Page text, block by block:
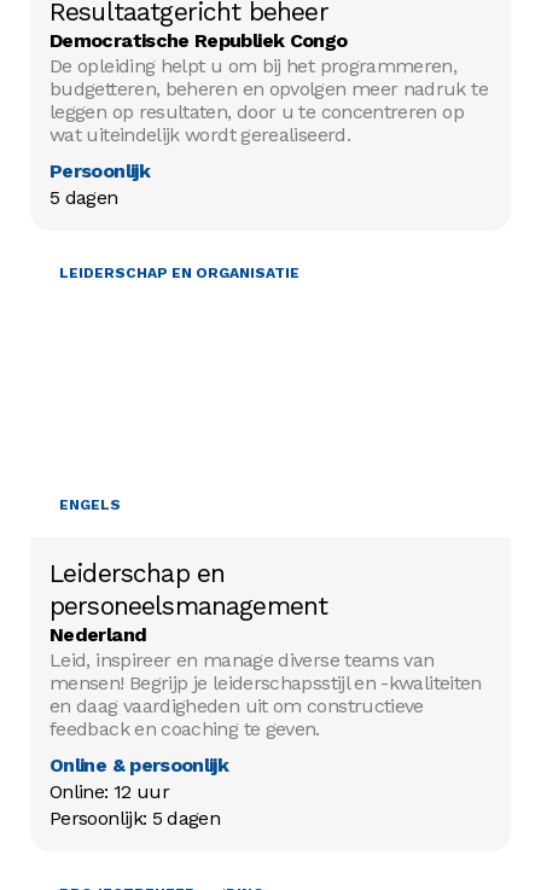
Resultaatgericht beheer
Democratische Republiek Congo
De opleiding helpt u om bij het programmeren,
budgetteren, beheren en opvolgen meer nadruk te
leggen op resultaten, door u te concentreren op
wat uiteindelijk wordt gerealiseerd.
Persoonlijk
5 dagen
LEIDERSCHAP EN ORGANISATIE
ENGELS
Leiderschap en
personeelsmanagement
Nederland
Leid, inspireer en manage diverse teams van
mensen! Begrijp je leiderschapsstijl en -kwaliteiten
en daag vaardigheden uit om constructieve
feedback en coaching te geven.
Online & persoonlijk
Online: 12 uur
Persoonlijk: 5 dagen